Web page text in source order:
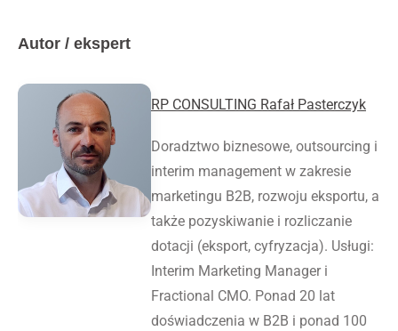
Autor / ekspert
RP CONSULTING Rafał Pasterczyk
Doradztwo biznesowe, outsourcing i
interim management w zakresie
marketingu B2B, rozwoju eksportu, a
także pozyskiwanie i rozliczanie
dotacji (eksport, cyfryzacja). Usługi:
Interim Marketing Manager i
Fractional CMO. Ponad 20 lat
doświadczenia w B2B i ponad 100